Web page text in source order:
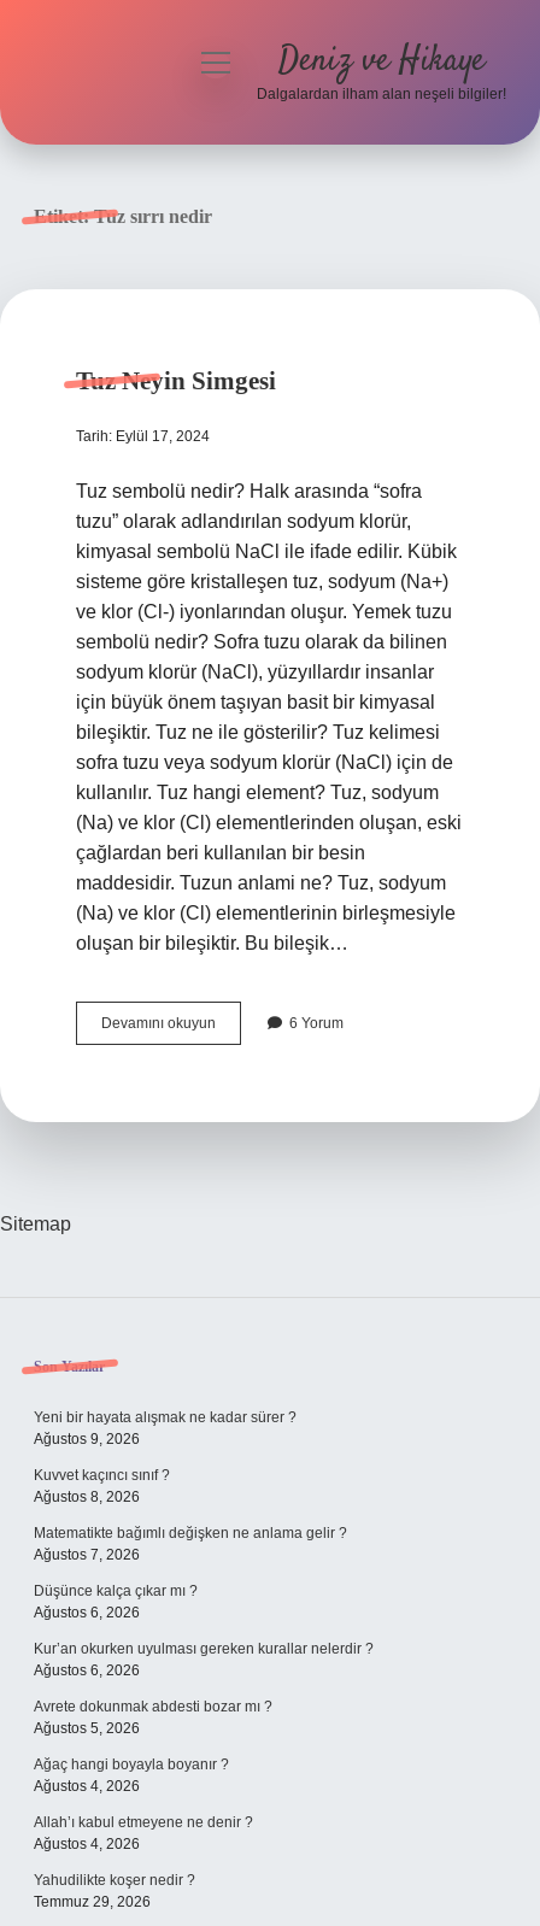
menüyü
Deniz ve Hikaye
Dalgalardan ilham alan neşeli bilgiler!
Etiket:Tuz sırrı nedir
Tuz Neyin Simgesi
Tarih: Eylül 17, 2024
Tuz sembolü nedir? Halk arasında “sofra
tuzu” olarak adlandırılan sodyum klorür,
kimyasal sembolü NaCl ile ifade edilir. Kübik
sisteme göre kristalleşen tuz, sodyum (Na+)
ve klor (Cl-) iyonlarından oluşur. Yemek tuzu
sembolü nedir? Sofra tuzu olarak da bilinen
sodyum klorür (NaCl), yüzyıllardır insanlar
için büyük önem taşıyan basit bir kimyasal
bileşiktir. Tuz ne ile gösterilir? Tuz kelimesi
sofra tuzu veya sodyum klorür (NaCl) için de
kullanılır. Tuz hangi element? Tuz, sodyum
(Na) ve klor (Cl) elementlerinden oluşan, eski
çağlardan beri kullanılan bir besin
maddesidir. Tuzun anlami ne? Tuz, sodyum
(Na) ve klor (Cl) elementlerinin birleşmesiyle
oluşan bir bileşiktir. Bu bileşik…
Devamını okuyun
Neyin
6 Yorum
Sitemap
Sidebar
Son Yazılar
Yeni bir hayata alışmak ne kadar sürer ?
Ağustos 9, 2026
Kuvvet kaçıncı sınıf ?
Ağustos 8, 2026
Matematikte bağımlı değişken ne anlama gelir ?
Ağustos 7, 2026
Düşünce kalça çıkar mı ?
Ağustos 6, 2026
Kur’an okurken uyulması gereken kurallar nelerdir ?
Ağustos 6, 2026
Avrete dokunmak abdesti bozar mı ?
Ağustos 5, 2026
Ağaç hangi boyayla boyanır ?
Ağustos 4, 2026
Allah’ı kabul etmeyene ne denir ?
Ağustos 4, 2026
Yahudilikte koşer nedir ?
Temmuz 29, 2026